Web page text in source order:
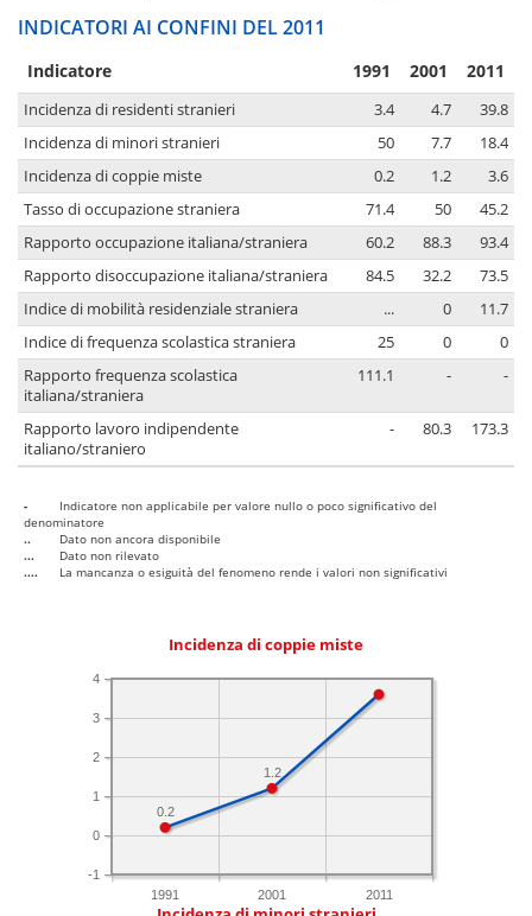
INDICATORI AI CONFINI DEL 2011
Indicatore 1991 2001 2011
Incidenza di residenti stranieri 3.4 4.7
39.8
Incidenza di minori stranieri
50 7.7
18.4
Incidenza di coppie miste
0.2 1.2
3.6
Tasso di occupazione straniera
71.4 50
45.2
Rapporto occupazione italiana/straniera
60.2 88.3
93.4
Rapporto disoccupazione italiana/straniera
84.5 32.2
73.5
Indice di mobilità residenziale straniera
... 0
11.7
Indice di frequenza scolastica straniera
25 0
0
Rapporto frequenza scolastica
italiana/straniera
111.1 - -
Rapporto lavoro indipendente
italiano/straniero
- 80.3 173.3
-
Indicatore non applicabile per valore nullo o poco significativo del
denominatore
..
Dato non ancora disponibile
...
Dato non rilevato
....
La mancanza o esiguità del fenomeno rende i valori non significativi
Incidenza di coppie miste
1991 2001 2011
-1
0
1
2
3
4
1.2
0.2